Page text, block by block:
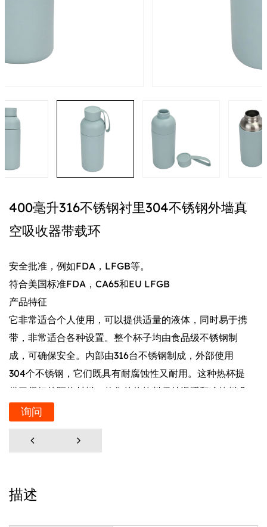
400毫升316不锈钢衬里304不锈钢外墙真
空吸收器带载环
安全批准，例如FDA，LFGB等。
符合美国标准FDA，CA65和EU LFGB
产品特征
它非常适合个人使用，可以提供适量的液体，同时易于携
带，非常适合各种设置。整个杯子均由食品级不锈钢制
成，可确保安全。内部由316台不锈钢制成，外部使用
304个不锈钢，它们既具有耐腐蚀性又耐用。这种热杯提
供了很好的隔热材料，使您的热饮料保持温暖和冷饮料几
个小时，非常适合不同场合。
优势卖点
盖子上的手环非常适合日常使用，允许轻松的便携性，尤
用。
询问
描述